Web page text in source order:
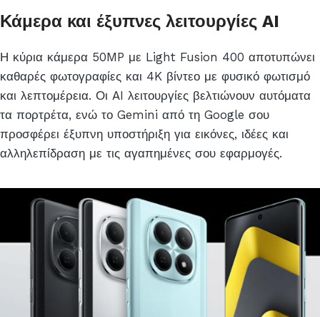
Κάμερα και έξυπνες λειτουργίες AI
Η κύρια κάμερα 50MP με Light Fusion 400 αποτυπώνει
καθαρές φωτογραφίες και 4K βίντεο με φυσικό φωτισμό
και λεπτομέρεια. Οι AI λειτουργίες βελτιώνουν αυτόματα
τα πορτρέτα, ενώ το Gemini από τη Google σου
προσφέρει έξυπνη υποστήριξη για εικόνες, ιδέες και
αλληλεπίδραση με τις αγαπημένες σου εφαρμογές.